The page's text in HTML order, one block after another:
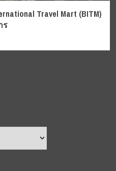
Travel Mart (BITM)
ร